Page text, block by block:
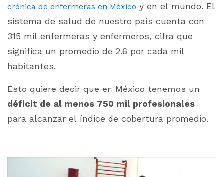
crónica de enfermeras en México y en el mundo. El
sistema de salud de nuestro país cuenta con
315 mil enfermeras y enfermeros, cifra que
significa un promedio de 2.6 por cada mil
habitantes.
Esto quiere decir que en México tenemos un
déficit de al menos 750 mil profesionales
para alcanzar el índice de cobertura promedio.